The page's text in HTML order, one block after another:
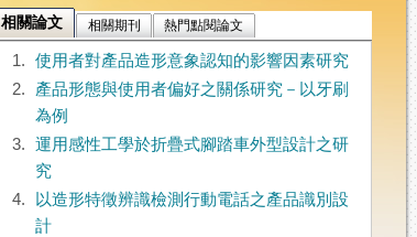
相關論文 相關期刊 熱門點閱論文
1.
使用者對產品造形意象認知的影響因素研究
2.
產品形態與使用者偏好之關係研究－以牙刷
為例
3.
運用感性工學於折疊式腳踏車外型設計之研
究
4.
以造形特徵辨識檢測行動電話之產品識別設
計